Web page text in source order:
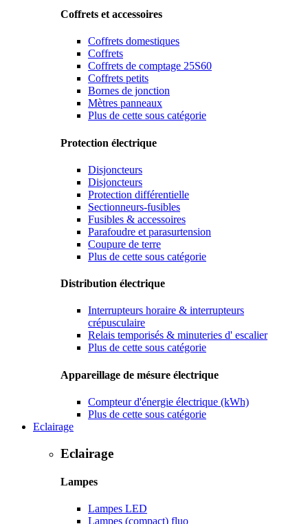
Coffrets et accessoires
Coffrets domestiques
Coffrets
Coffrets de comptage 25S60
Coffrets petits
Bornes de jonction
Mètres panneaux
Plus de cette sous catégorie
Protection électrique
Disjoncteurs
Disjoncteurs
Protection différentielle
Sectionneurs-fusibles
Fusibles & accessoires
Parafoudre et parasurtension
Coupure de terre
Plus de cette sous catégorie
Distribution électrique
Interrupteurs horaire & interrupteurs
crépusculaire
Relais temporisés & minuteries d' escalier
Plus de cette sous catégorie
Appareillage de mésure électrique
Compteur d'énergie électrique (kWh)
Plus de cette sous catégorie
Eclairage
Eclairage
Lampes
Lampes LED
Lampes (compact) fluo